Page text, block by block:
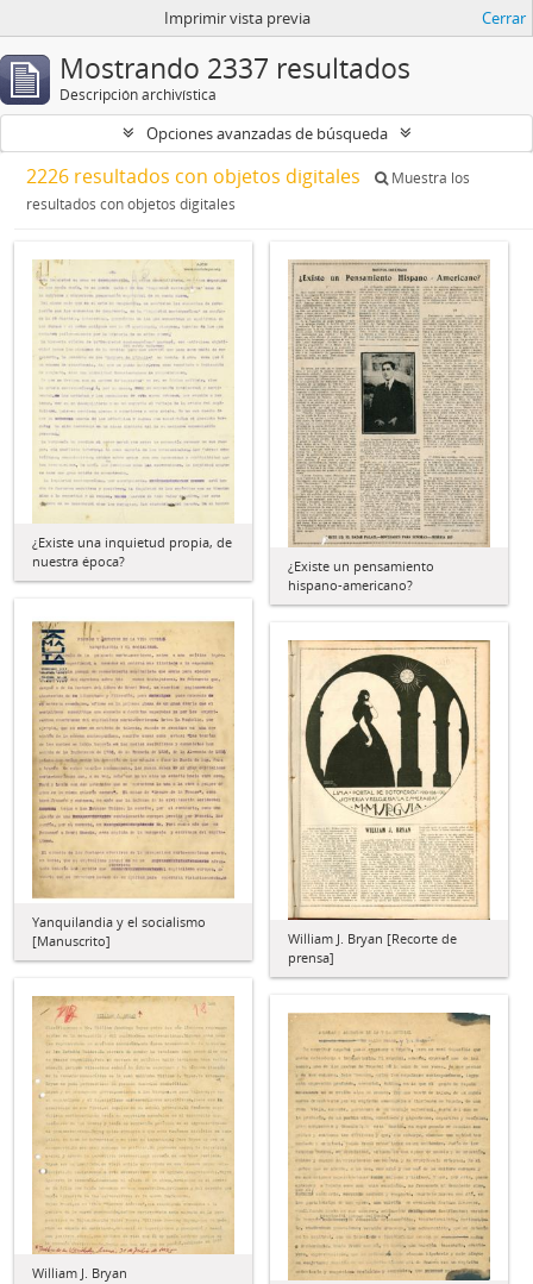
Imprimir vista previa Cerrar
Mostrando 2337 resultados
Descripción archivística
Opciones avanzadas de búsqueda
2226 resultados con objetos digitales
Muestra los
resultados con objetos digitales
¿Existe una inquietud propia, de
nuestra época?
¿Existe un pensamiento
hispano-americano?
Yanquilandia y el socialismo
[Manuscrito]
William J. Bryan [Recorte de
prensa]
William J. Bryan